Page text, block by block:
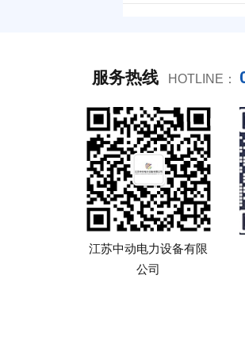
服务热线 HOTLINE：
江苏中动电力设备有限
公司